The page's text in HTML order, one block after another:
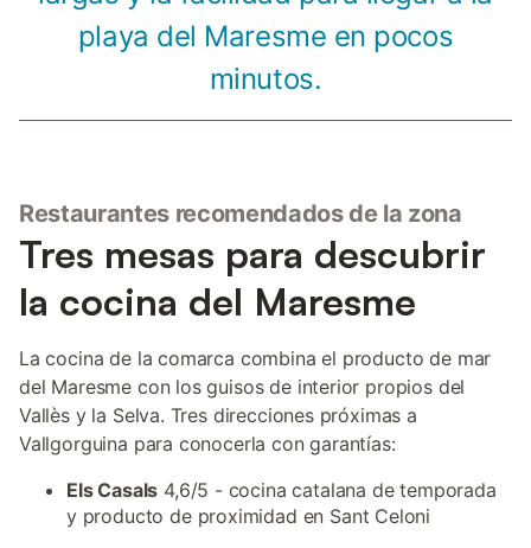
playa del Maresme en pocos
minutos.
Restaurantes recomendados de la zona
Tres mesas para descubrir
la cocina del Maresme
La cocina de la comarca combina el producto de mar
del Maresme con los guisos de interior propios del
Vallès y la Selva. Tres direcciones próximas a
Vallgorguina para conocerla con garantías:
Els Casals 4,6/5 - cocina catalana de temporada
y producto de proximidad en Sant Celoni